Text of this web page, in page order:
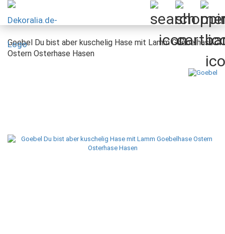
Goebel Du bist aber kuschelig Hase mit Lamm Goebelhase
Ostern Osterhase Hasen